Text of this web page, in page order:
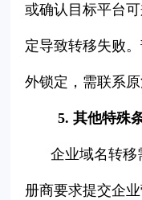
或确认目标平台
定导致转移失败
外锁定，需联系
5. 其他特殊
企业域名转移
册商要求提交企